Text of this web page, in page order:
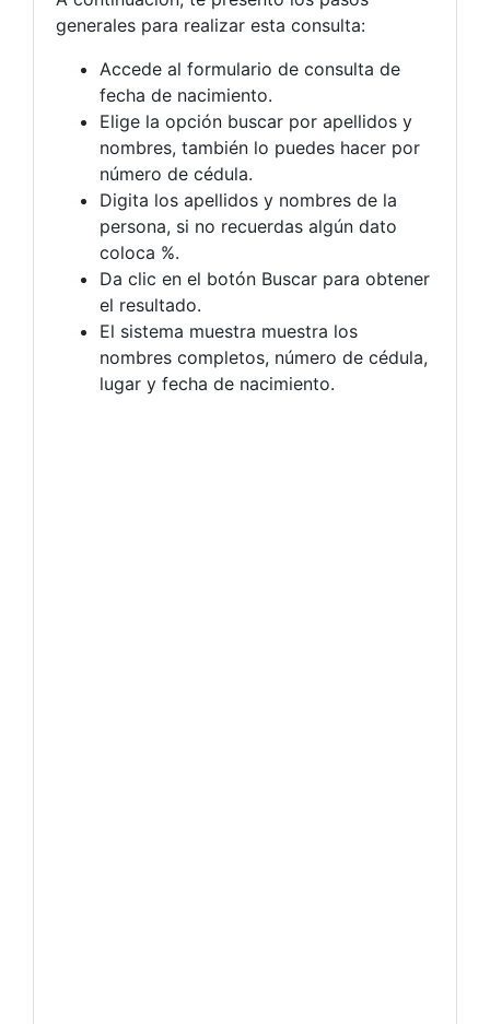
generales para realizar esta consulta:
Accede al formulario de consulta de
fecha de nacimiento.
Elige la opción buscar por apellidos y
nombres, también lo puedes hacer por
número de cédula.
Digita los apellidos y nombres de la
persona, si no recuerdas algún dato
coloca %.
Da clic en el botón Buscar para obtener
el resultado.
El sistema muestra muestra los
nombres completos, número de cédula,
lugar y fecha de nacimiento.